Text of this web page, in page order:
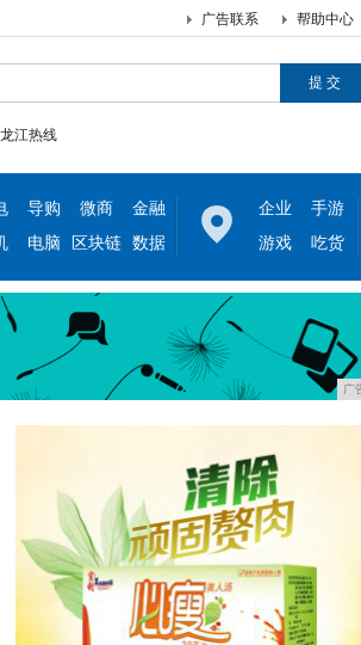
帮助中心
广告联系
江热线
导购 微商
金融
电脑 区块链 数据
企业
手游
游戏
吃货
广